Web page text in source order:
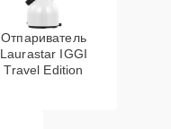
Отпариватель
Laurastar IGGI
Travel Edition